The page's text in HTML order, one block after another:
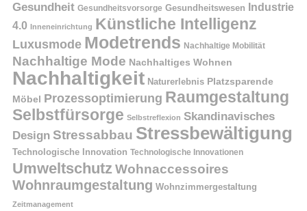
Gesundheit Gesundheitsvorsorge Gesundheitswesen
Industrie
4.0
Inneneinrichtung Künstliche Intelligenz
Luxusmode Modetrends Nachhaltige Mobilität
Nachhaltige Mode Nachhaltiges Wohnen
Nachhaltigkeit Naturerlebnis Platzsparende
Möbel
Prozessoptimierung Raumgestaltung
Selbstfürsorge Selbstreflexion Skandinavisches
Design Stressabbau Stressbewältigung
Technologische Innovation Technologische Innovationen
Umweltschutz Wohnaccessoires
Wohnraumgestaltung Wohnzimmergestaltung
Zeitmanagement